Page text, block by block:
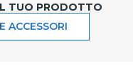
TUO PRODOTTO
ACCESSORI